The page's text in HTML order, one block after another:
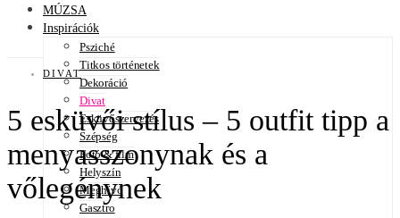
MÚZSA
Inspirációk
Psziché
Titkos történetek
Dekoráció
Divat
Esküvőszervezés
Szépség
Fotó & film
Helyszín
Meghívó
Gasztro
DIVAT
5 esküvői stílus – 5 outfit tipp a
menyasszonynak és a
vőlegénynek